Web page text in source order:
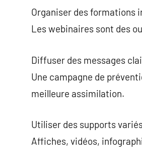
Organiser des formations
Les webinaires sont des
Diffuser des messages
Une campagne de
meilleure assimilation.
Utiliser des supports
Affiches, vidéos,